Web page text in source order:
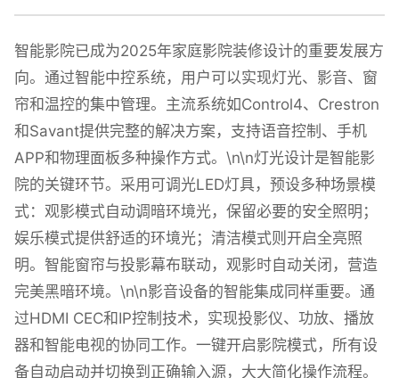
智能影院已成为2025年家庭影院装修设计的重要发展方
向。通过智能中控系统，用户可以实现灯光、影音、窗
帘和温控的集中管理。主流系统如Control4、Crestron
和Savant提供完整的解决方案，支持语音控制、手机
APP和物理面板多种操作方式。\n\n灯光设计是智能影
院的关键环节。采用可调光LED灯具，预设多种场景模
式：观影模式自动调暗环境光，保留必要的安全照明；
娱乐模式提供舒适的环境光；清洁模式则开启全亮照
明。智能窗帘与投影幕布联动，观影时自动关闭，营造
完美黑暗环境。\n\n影音设备的智能集成同样重要。通
过HDMI CEC和IP控制技术，实现投影仪、功放、播放
器和智能电视的协同工作。一键开启影院模式，所有设
备自动启动并切换到正确输入源，大大简化操作流程。